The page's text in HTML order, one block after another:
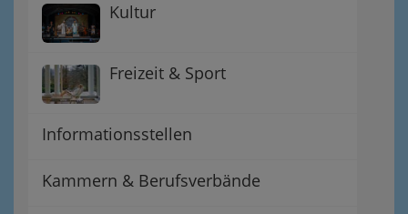
Kultur
Freizeit & Sport
Informationsstellen
Kammern & Berufsverbände